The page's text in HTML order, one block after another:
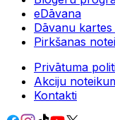
eDāvana
Dāvanu
Pirkšanas
Privātuma
Akciju
Kontakti